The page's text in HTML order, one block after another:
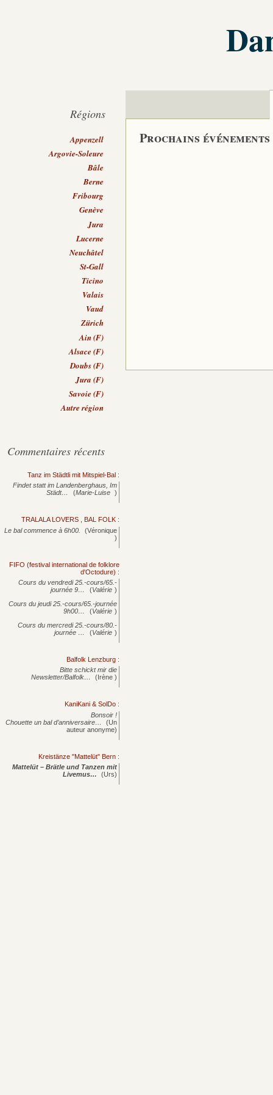
Prochains événements
Régions
Appenzell
Argovie-Soleure
Bâle
Berne
Fribourg
Genève
Jura
Lucerne
Neuchâtel
St-Gall
Ticino
Valais
Vaud
Zürich
Ain (F)
Alsace (F)
Doubs (F)
Jura (F)
Savoie (F)
Autre région
Commentaires récents
Tanz im Städtli mit Mitspiel-Bal :
Findet statt im Landenberghaus, Im
Städt…
(Marie-Luise )
TRALALA LOVERS , BAL FOLK :
Le bal commence à 6h00.
(Véronique
)
FIFO (festival international de folklore
d'Octodure) :
Cours du vendredi 25.-cours/65.-
journée 9… (Valérie )
Cours du jeudi 25.-cours/65.-journée
9h00…
(Valérie )
Cours du mercredi 25.-cours/80.-
journée … (Valérie )
Balfolk Lenzburg :
Bitte schickt mir die
Newsletter/Balfolk…
(Irène )
KaniKani & SolDo :
Bonsoir !
Chouette un bal d’anniversaire…
(Un
auteur anonyme)
Kreistänze "Mattelüt" Bern :
Mattelüt – Brätle und Tanzen mit
Livemus…
(Urs)